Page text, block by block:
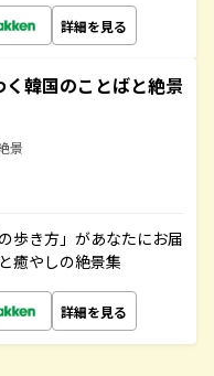
詳細を見る
韓国のことばと絶景
景
歩き方」があなたにお届
癒やしの絶景集
詳細を見る